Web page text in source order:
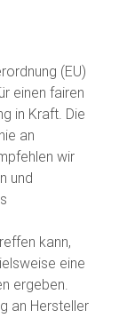
(EU)
einen fairen
in Kraft. Die
an
wir
und
kann,
eine
ergeben.
an Hersteller